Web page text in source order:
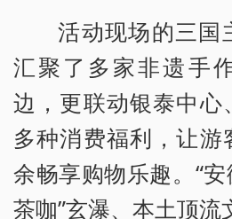
活动现场的三国
汇聚了多家非遗手
边，更联动银泰中心
多种消费福利，让游
余畅享购物乐趣。“
茶咖”玄瀑、本土顶流